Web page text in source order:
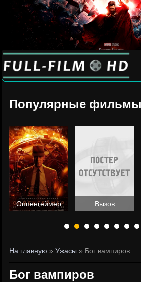
Популярные фильмы
Оппенгеймер Вызов
На главную »Ужасы » Бог вампиров
Бог вампиров